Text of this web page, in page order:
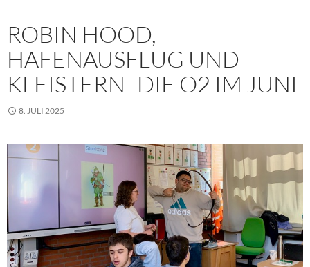
ROBIN HOOD,
HAFENAUSFLUG UND
KLEISTERN- DIE O2 IM JUNI
8. JULI 2025